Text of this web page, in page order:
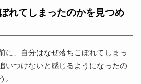
れてしまったのかを見つめ
に、自分はなぜ落ちこぼれてしまっ
いつけないと感じるようになったの
。